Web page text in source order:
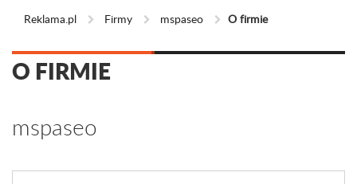
Reklama.pl Firmy mspaseo O firmie
O FIRMIE
mspaseo